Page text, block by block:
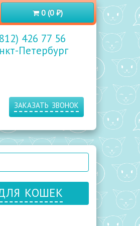
0 (0 ₽)
426 77 56
Петербург
заказать звонок
кошек